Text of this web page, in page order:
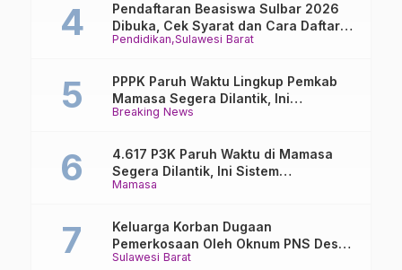
Pendidikan Sulawesi Barat
Pendaftaran Beasiswa Sulbar 2026
Dibuka, Cek Syarat dan Cara Daftar
Online
Breaking News
PPPK Paruh Waktu Lingkup Pemkab
Mamasa Segera Dilantik, Ini
Jadwalnya!
Mamasa
4.617 P3K Paruh Waktu di Mamasa
Segera Dilantik, Ini Sistem
Penggajiannya!
Sulawesi Barat
Keluarga Korban Dugaan
Pemerkosaan Oleh Oknum PNS Desak
Transparansi Kejari Mamasa